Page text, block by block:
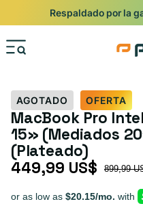
Ir al
Pide con Entrega Nocturna
AGOTADO OFERTA
MacBook Pro Intel
15» (Mediados
(Plateado)
Precio de oferta
449,99 US$
Precio habitual 899,99